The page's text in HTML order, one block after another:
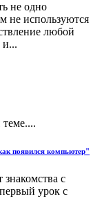
не одно
не используются
любой
и...
появился компьютер"
знакомства с
урок с